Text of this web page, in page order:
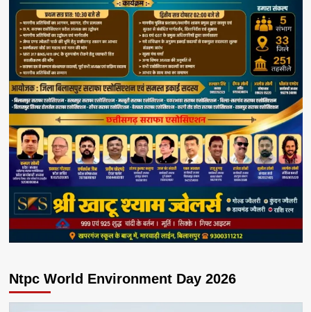
Ntpc World Environment Day 2026